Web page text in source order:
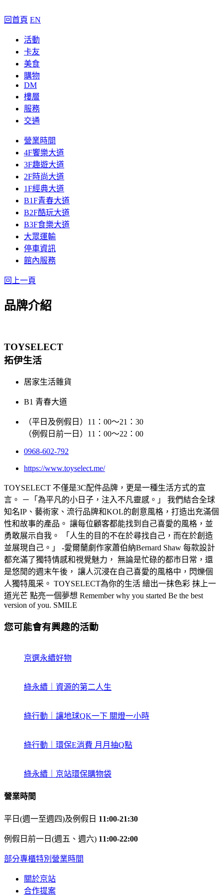
回首頁 EN
活動
卡友
美食
購物
DM
樓層
服務
交通
營業時間
4F饗樂大道
3F趣遊大道
2F時尚大道
1F經典大道
B1F青春大道
B2F酷玩大道
B3F食樂大道
大眾運輸
停車資訊
館內服務
回上一頁
品牌介紹
TOYSELECT
拓伊生活
居家生活雜貨
B1 青春大道
（平日及例假日）11：00～21：30
（例假日前一日）11：00～22：00
0968-602-792
https://www.toyselect.me/
TOYSELECT 不僅是3C配件品牌，更是一種生活方式的宣
言。 －「為平凡的小日子，注入不凡靈感。」 我們結合全球
知名IP、藝術家、流行品牌和KOL的創意風格，打造出充滿個
性和故事的產品。 讓每位顧客都能找到自己喜愛的風格，並
勇敢展示自我。 「人生的目的不在於尋找自己，而在於創造
並展現自己。」 -愛爾蘭劇作家蕭伯納Bernard Shaw 每款設計
都充滿了獨特情感和視覺魅力， 無論是忙碌的都市日常，還
是悠閒的週末午後， 讓人沉浸在自己喜愛的風格中，閃爍個
人獨特風采。 TOYSELECT為你的生活 繪出一抹色彩 抹上一
道光芒 點亮一個夢想 Remember why you started Be the best
version of you. SMILE
您可能會有興趣的活動
京選永續好物
綠永續｜資源的第二人生
綠行動｜讓地球QK一下 關燈一小時
綠行動｜環保E消費 月月抽Q點
綠永續｜京站環保購物袋
營業時間
平日(週一至週四)及例假日 11:00-21:30
例假日前一日(週五、週六) 11:00-22:00
部分專櫃特別營業時間
關於京站
合作提案